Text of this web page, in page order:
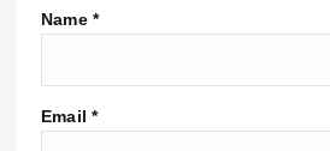
Name *
Email *